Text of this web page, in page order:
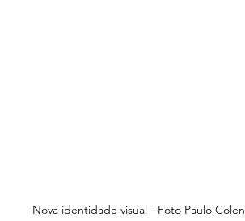
Nova identidade visual - Foto Paulo Colen